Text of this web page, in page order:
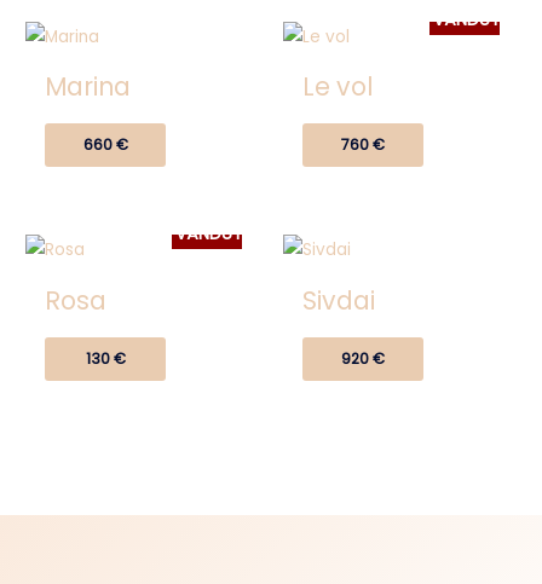
Marina
660€
VÂNDUT
Le vol
760€
VÂNDUT
Rosa
130€
Sivdai
920€